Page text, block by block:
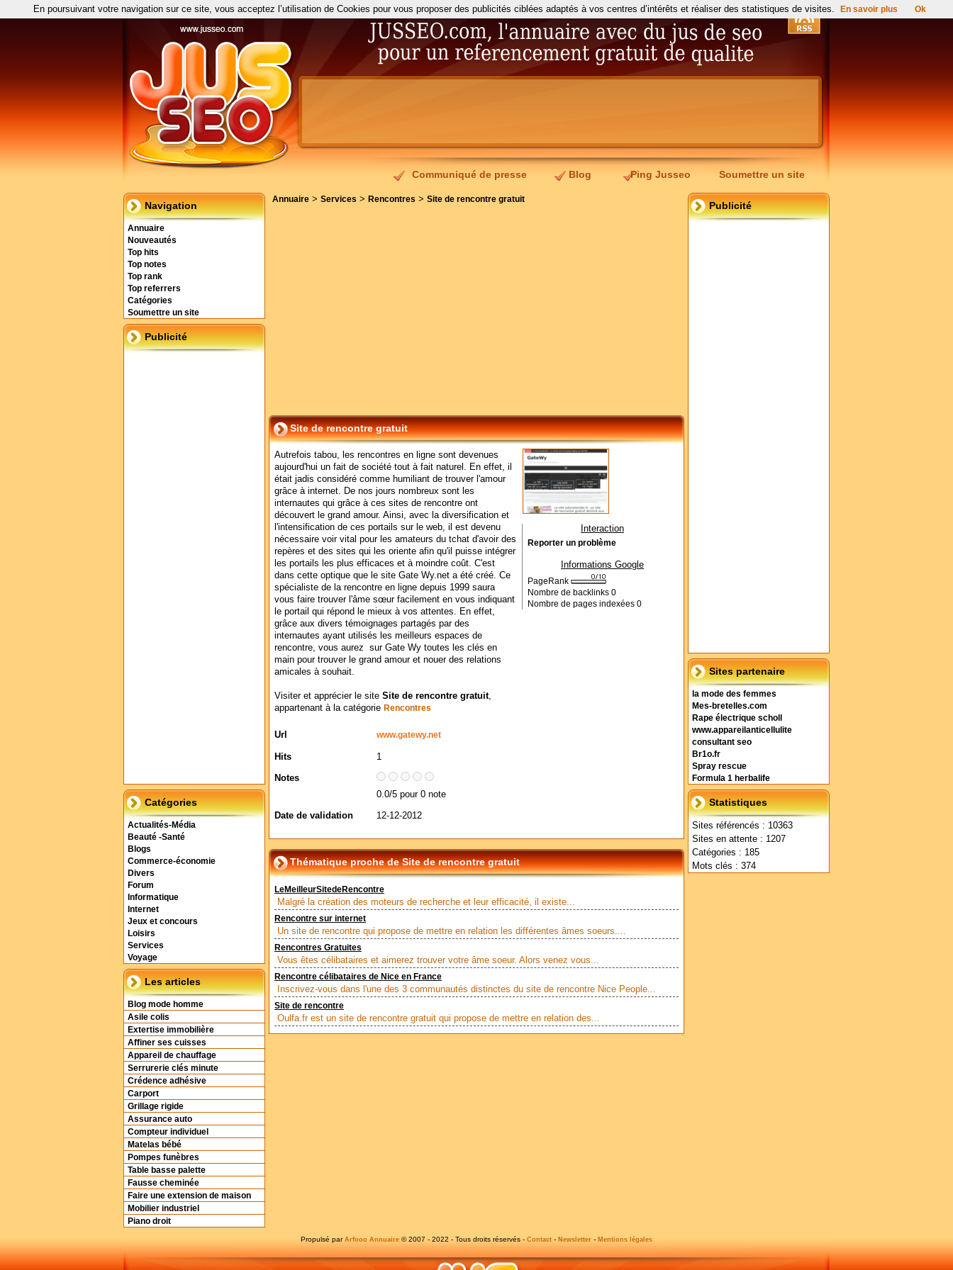
Communiqué de presse Blog Ping Jusseo Soumettre un site
Navigation
Annuaire
Nouveautés
Top hits
Top notes
Top rank
Top referrers
Catégories
Soumettre un site
Publicité
Catégories
Actualités-Média
Beauté -Santé
Blogs
Commerce-économie
Divers
Forum
Informatique
Internet
Jeux et concours
Loisirs
Services
Voyage
Les articles
Blog mode homme
Asile colis
Extertise immobilière
Affiner ses cuisses
Appareil de chauffage
Serrurerie clés minute
Crédence adhésive
Carport
Grillage rigide
Assurance auto
Compteur individuel
Matelas bébé
Pompes funèbres
Table basse palette
Fausse cheminée
Faire une extension de maison
Mobilier industriel
Piano droit
Publicité
Sites partenaire
la mode des femmes
Mes-bretelles.com
Rape électrique scholl
www.appareilanticellulite
consultant seo
Br1o.fr
Spray rescue
Formula 1 herbalife
Statistiques
Sites référencés : 10363
Sites en attente : 1207
Catégories : 185
Mots clés : 374
Annuaire > Services > Rencontres > Site de rencontre gratuit
Site de rencontre gratuit
Autrefois tabou, les rencontres en ligne sont devenues
aujourd'hui un fait de société tout à fait naturel. En effet, il
était jadis considéré comme humiliant de trouver l'amour
grâce à internet. De nos jours nombreux sont les
internautes qui grâce à ces sites de rencontre ont
découvert le grand amour. Ainsi, avec la diversification et
l'intensification de ces portails sur le web, il est devenu
nécessaire voir vital pour les amateurs du tchat d'avoir des
repères et des sites qui les oriente afin qu'il puisse intégrer
les portails les plus efficaces et à moindre coût. C'est
dans cette optique que le site Gate Wy.net a été créé. Ce
spécialiste de la rencontre en ligne depuis 1999 saura
vous faire trouver l'âme sœur facilement en vous indiquant
le portail qui répond le mieux à vos attentes. En effet,
grâce aux divers témoignages partagés par des
internautes ayant utilisés les meilleurs espaces de
rencontre, vous aurez sur Gate Wy toutes les clés en
main pour trouver le grand amour et nouer des relations
amicales à souhait.
Visiter et apprécier le site Site de rencontre gratuit,
appartenant à la catégorie Rencontres
Url www.gatewy.net
Hits
1
Notes
0.0/5 pour 0 note
Date de validation
12-12-2012
Interaction
Reporter un problème
Informations Google
PageRank
Nombre de backlinks 0
Nombre de pages indexées 0
Thématique proche de Site de rencontre gratuit
LeMeilleurSitedeRencontre
Malgré la création des moteurs de recherche et leur efficacité, il existe...
Rencontre sur internet
Un site de rencontre qui propose de mettre en relation les différentes âmes soeurs....
Rencontres Gratuites
Vous êtes célibataires et aimerez trouver votre âme soeur. Alors venez vous...
Rencontre célibataires de Nice en France
Inscrivez-vous dans l'une des 3 communautés distinctes du site de rencontre Nice People...
Site de rencontre
Oulfa.fr est un site de rencontre gratuit qui propose de mettre en relation des...
Propulsé par Arfooo Annuaire © 2007 - 2022 - Tous droits réservés - Contact - Newsletter - Mentions légales
En poursuivant votre navigation sur ce site, vous acceptez l’utilisation de Cookies pour vous proposer des publicités ciblées adaptés à vos centres d’intérêts et réaliser des statistiques de visites. En savoir plus Ok